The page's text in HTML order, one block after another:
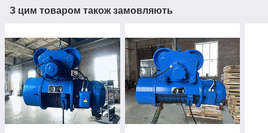
З цим товаром також замовляють